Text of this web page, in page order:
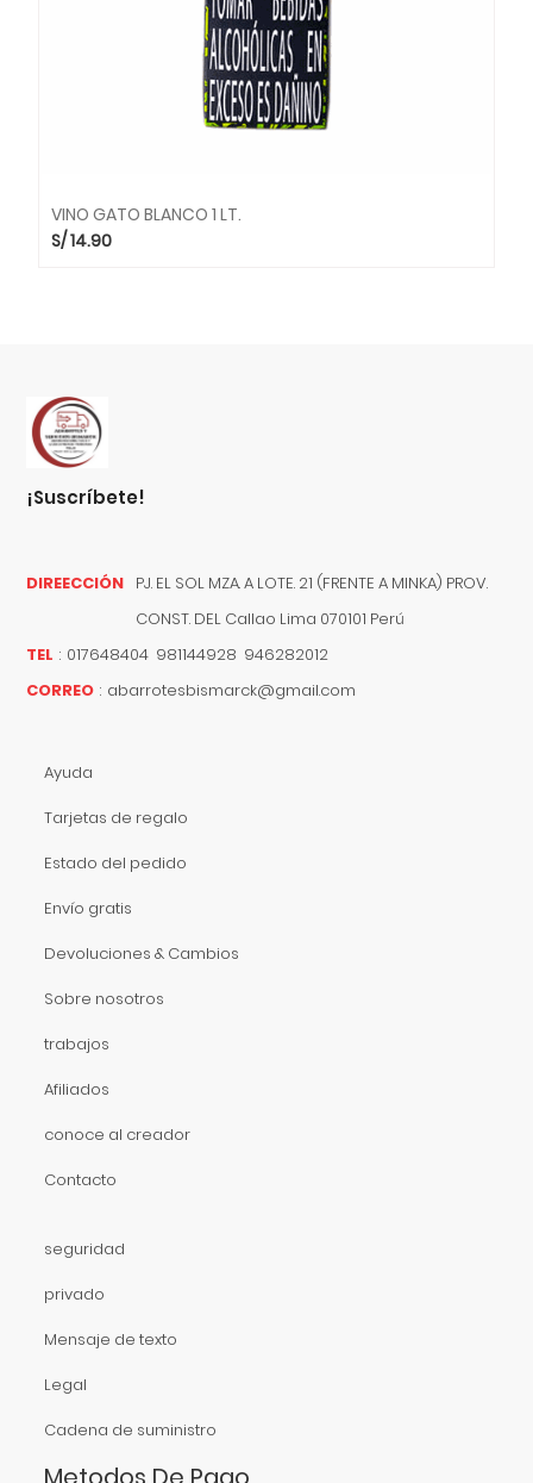
VINO GATO BLANCO 1 LT.
S/14.90
¡suscríbete!
DIREECCIÓN PJ. EL SOL MZA. A LOTE. 21 (FRENTE A MINKA) PROV.
CONST. DEL Callao Lima 070101 Perú
TEL : 017648404 981144928 946282012
CORREO : abarrotesbismarck@gmail.com
Ayuda
Tarjetas de regalo
Estado del pedido
Envío gratis
Devoluciones & Cambios
Sobre nosotros
trabajos
Afiliados
conoce al creador
Contacto
seguridad
privado
Mensaje de texto
Legal
Cadena de suministro